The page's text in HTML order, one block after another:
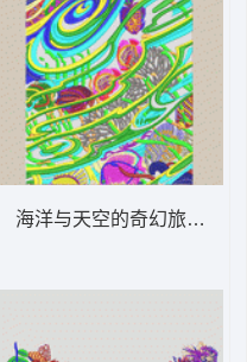
海洋与天空的奇幻旅程 女装